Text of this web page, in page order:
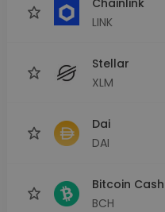
LINK
Stellar
XLM
Dai
DAI
Bitcoin Cash
BCH